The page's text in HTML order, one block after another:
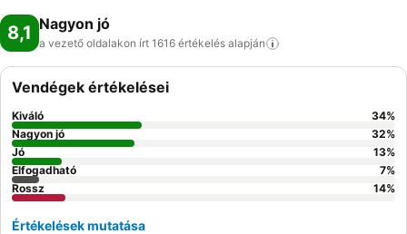
8,1 Nagyon jó
a vezető oldalakon írt 1616 értékelés alapján
Vendégek értékelései
Kiváló 34%
Nagyon jó
32%
Jó
13%
Elfogadható
7%
Rossz
14%
Értékelések mutatása